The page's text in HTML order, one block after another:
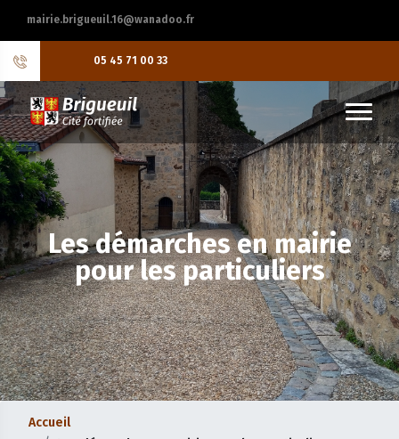
mairie.brigueuil.16@wanadoo.fr
05 45 71 00 33
Les démarches en mairie
pour les particuliers
Accueil